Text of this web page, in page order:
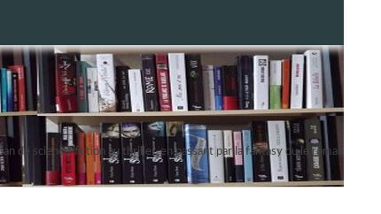
de science-fiction au thriller, en passant par la fantasy ou le roman